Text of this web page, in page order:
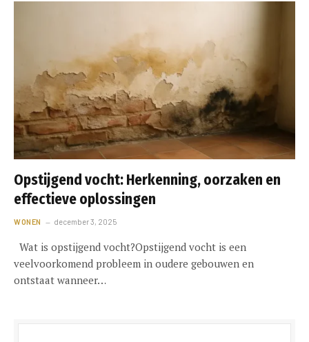
Opstijgend vocht: Herkenning, oorzaken en
effectieve oplossingen
WONEN december 3, 2025
Wat is opstijgend vocht?Opstijgend vocht is een
veelvoorkomend probleem in oudere gebouwen en
ontstaat wanneer…